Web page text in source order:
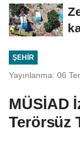
ŞEHIR
Yayınlanma: 06
MÜSİAD
Terörsüz